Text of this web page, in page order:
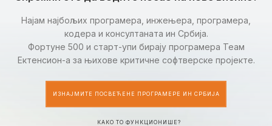
Најам најбољих програмера, инжењера, програмера,
кодера и консултаната ин Србија.
Фортуне 500 и старт-упи бирају програмера Теам
Ектенсион-а за њихове критичне софтверске пројекте.
ИЗНАЈМИТЕ ПОСВЕЋЕНЕ ПРОГРАМЕРЕ ИН СРБИЈА
КАКО ТО ФУНКЦИОНИШЕ?